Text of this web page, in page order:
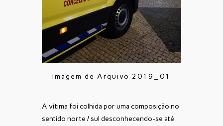
Imagem de Arquivo 2019_01
A vítima foi colhida por uma composição no
sentido norte / sul desconhecendo-se até